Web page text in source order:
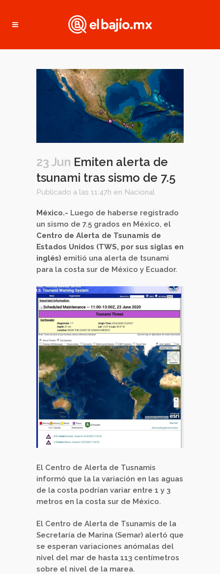
23 Jun Emiten alerta de
tsunami tras sismo de 7.5
Publicado a las 11:47h en Nacional
México.- Luego de haberse registrado
un sismo de 7.5 grados en México, el
Centro de Alerta de Tsunamis de
Estados Unidos (TWS, por sus siglas en
inglés) emitió una alerta de tsunami
para la costa sur de México y Ecuador.
El Centro de Alerta de Tusnamis
informó que la la variación en las aguas
de la costa podrían variar entre 1 y 3
metros en la costa sur de México.
El Centro de Alerta de Tsunamis de la
Secretaría de Marina (Semar) alertó que
se esperan variaciones anómalas del
nivel del mar de hasta 113 centímetros
sobre el nivel de la marea.